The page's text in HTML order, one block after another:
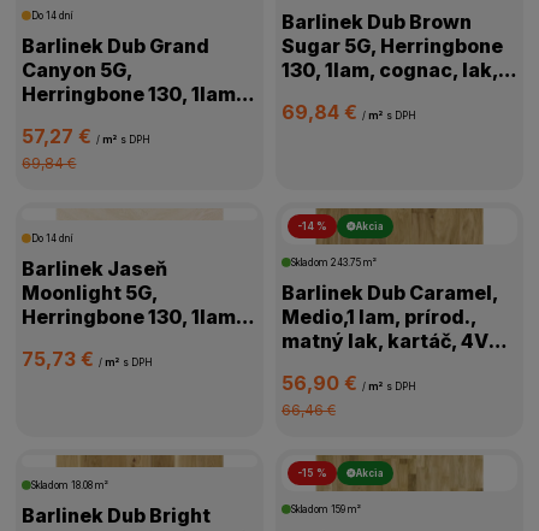
Do 14 dní
Barlinek Dub Grand
Canyon 5G,
Herringbone 130, 1lam,
kartáč,4V,1WC000011
57,27 €/ m² s DPH
69,84 €
Barlinek Dub Brown
Sugar 5G, Herringbone
130, 1lam, cognac, lak,
69,84 € / m² s DPH
Do 14 dní
Barlinek Jaseň
Moonlight 5G,
Herringbone 130, 1lam,
mikro, 1WC000018
75,73 €/ m² s DPH
-14 % Akcia
Skladom 243.75 m²
Barlinek Dub Caramel,
Medio,1 lam, prírod.,
matný lak, kartáč, 4V
56,90 € / m² s DPH
66,46 €
Skladom18.08 m²
Barlinek Dub Bright
-15 % Akcia
Skladom 159 m²